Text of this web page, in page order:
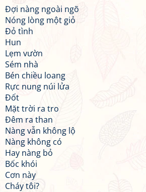
Đợi nàng ngoài ngõ
Nóng lòng một giỏ
Đỏ tình
Hun
Lẹm vườn
Sém nhà
Bén chiều loang
Rực nung núi lửa
Đốt
Mặt trời ra tro
Đêm ra than
Nàng vẫn không lộ
Nàng không có
Hay nàng bỏ
Bốc khói
Cơn này
Cháy tôi?